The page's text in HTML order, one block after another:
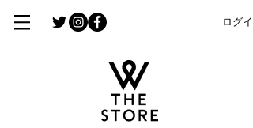
ログイ